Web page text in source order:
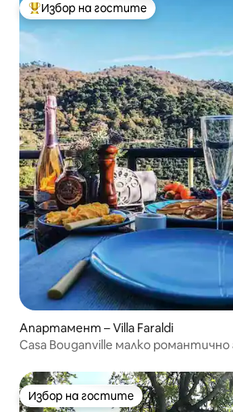
Най-популярен избор на гостите
Избор на гостите
Апартамент – Villa Faraldi
Casa Bouganville малко романтично
Избор на гостите
Избор на гостите